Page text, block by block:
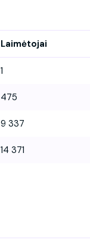
Laimėtojai
1
475
9 337
14 371